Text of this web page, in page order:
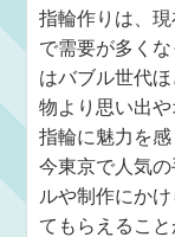
指輪作りは、
で需要が多く
はバブル世代
物より思い出
指輪に魅力を
今東京で人気
ルや制作にか
てもらえるこ